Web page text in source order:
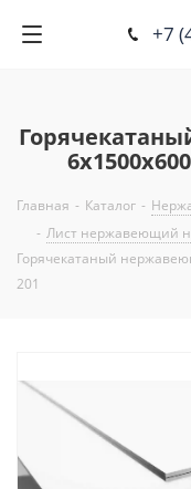
+7
Главная - Каталог -
- Лист нержавеющий
Горячекатаный
201